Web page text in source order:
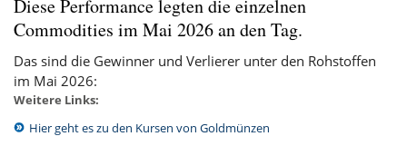
Diese Performance legten die einzelnen
Commodities im Mai 2026 an den Tag.
Das sind die Gewinner und Verlierer unter den Rohstoffen
im Mai 2026:
Weitere Links:
Hier geht es zu den Kursen von Goldmünzen